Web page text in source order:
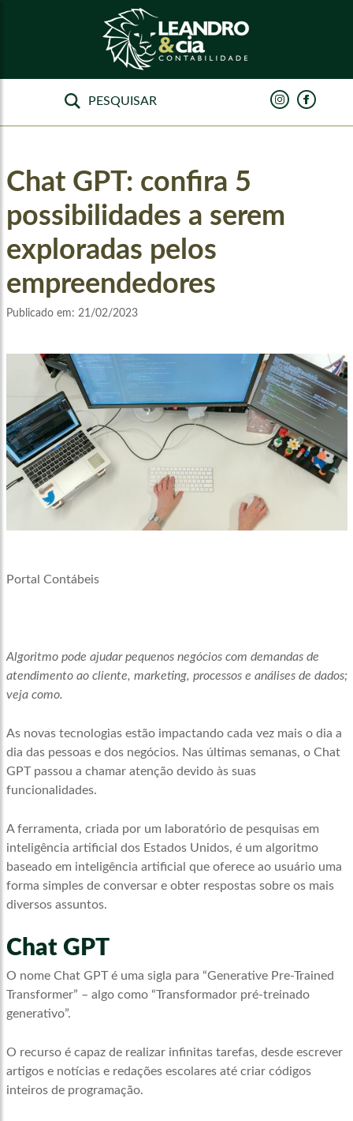
Chat GPT: confira 5
possibilidades a serem
exploradas pelos
empreendedores
Publicado em: 21/02/2023
Portal Contábeis
Algoritmo pode ajudar pequenos negócios com demandas de
atendimento ao cliente, marketing, processos e análises de dados;
veja como.
As novas tecnologias estão impactando cada vez mais o dia a
dia das pessoas e dos negócios. Nas últimas semanas, o Chat
GPT passou a chamar atenção devido às suas
funcionalidades.
A ferramenta, criada por um laboratório de pesquisas em
inteligência artificial dos Estados Unidos, é um algoritmo
baseado em inteligência artificial que oferece ao usuário uma
forma simples de conversar e obter respostas sobre os mais
diversos assuntos.
Chat GPT
O nome Chat GPT é uma sigla para “Generative Pre-Trained
Transformer” – algo como “Transformador pré-treinado
generativo”.
O recurso é capaz de realizar infinitas tarefas, desde escrever
artigos e notícias e redações escolares até criar códigos
inteiros de programação.